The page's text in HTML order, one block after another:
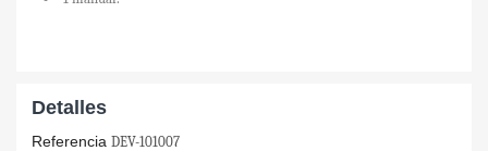
Detalles
Referencia DEV-101007